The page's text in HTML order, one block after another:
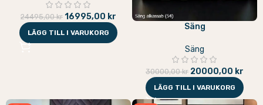
24495,00kr 16995,00 kr
LÄGG TILL I VARUKORG
Säng
Säng
30000,00kr 20000,00 kr
LÄGG TILL I VARUKORG